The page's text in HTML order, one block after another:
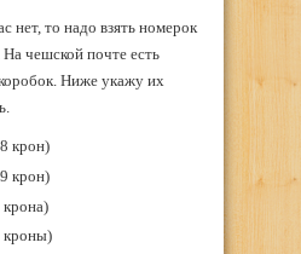
нет, то надо взять номерок
чешской почте есть
Ниже укажу их
крон)
крон)
кроны)